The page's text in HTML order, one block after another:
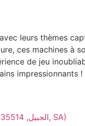
leurs thèmes
ces machines à
de jeu
impressionnants !
Green Dots Contracting (Al Jabal Rd, الجبيل, 35514, المنطقة الشرقية, SA)